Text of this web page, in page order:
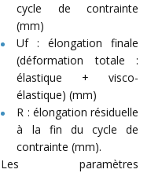
cycle de contrainte
(mm)
Uf : élongation finale
(déformation totale :
élastique + visco-
élastique) (mm)
R : élongation résiduelle
à la fin du cycle de
contrainte (mm).
Les paramètres